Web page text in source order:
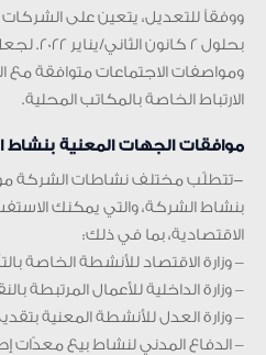
ووفقاً للتعديل، يتعين على الشركات
بحلول 2
ومواصفات الاجتماعات متوافقة مع
الارتباط الخاصة بالمكاتب المحلية.
موافقات الجهات المعنية بنشاط
-تتطلّب مختلف نشاطات الشركة
بنشاط الشركة، والتي يمكنك
الاقتصادية، بما في ذلك:
– وزارة الاقتصاد للأنشطة الخاصة
– وزارة الداخلية للأعمال المرتبطة
– وزارة العدل للأنشطة المعنية
– الدفاع المدني لنشاط بيع معدّات